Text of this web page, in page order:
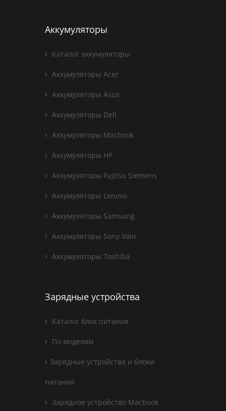
Аккумуляторы
Каталог аккумуляторы
Аккумуляторы Acer
Аккумуляторы Asus
Аккумуляторы Dell
Аккумуляторы Macbook
Аккумуляторы HP
Аккумуляторы Fujitsu Siemens
Аккумуляторы Lenovo
Аккумуляторы Samsung
Аккумуляторы Sony Vaio
Аккумуляторы Toshiba
Зарядные устройства
Каталог блок питания
По моделям
Зарядные устройства и блоки
питания
Зарядное устройство Macbook